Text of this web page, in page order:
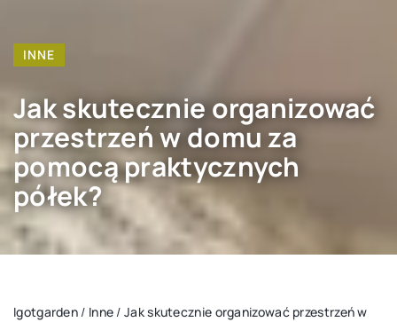
INNE
Jak skutecznie organizować
przestrzeń w domu za
pomocą praktycznych
półek?
Igotgarden / Inne /Jak skutecznie organizować przestrzeń w